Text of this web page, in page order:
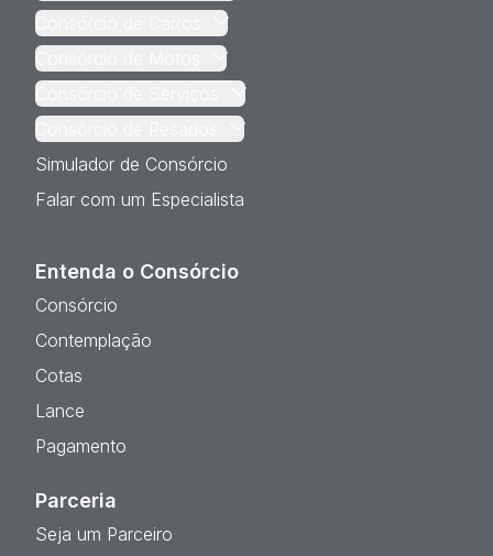
Consórcio de Carros
Consórcio de Motos
Consórcio de Serviços
Consórcio de Pesados
Simulador de Consórcio
Falar com um Especialista
Entenda o Consórcio
Consórcio
Contemplação
Cotas
Lance
Pagamento
Parceria
Seja um Parceiro